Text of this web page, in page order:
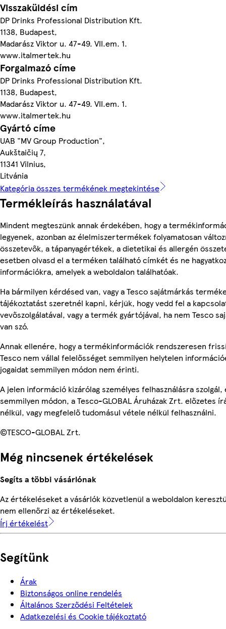
Visszaküldési cím
DP Drinks Professional Distribution Kft.
1138, Budapest,
Madarász Viktor u. 47-49. VII.em. 1.
www.italmertek.hu
Forgalmazó címe
DP Drinks Professional Distribution Kft.
1138, Budapest,
Madarász Viktor u. 47-49. VII.em. 1.
www.italmertek.hu
Gyártó címe
UAB "MV Group Production",
Aukštaičių 7,
11341 Vilnius,
Litvánia
Kategória összes termékének megtekintése
Termékleírás használatával
Mindent megteszünk annak érdekében, hogy a
legyenek, azonban az élelmiszertermékek folyamatosan
összetevők, a tápanyagértékek, a dietetikai és allergén
esetben olvasd el a terméken található címkét és ne
információkra, amelyek a weboldalon találhatóak.
Ha bármilyen kérdésed van, vagy a Tesco sajátmárkás
tájékoztatást szeretnél kapni, kérjük, hogy vedd fel a
vevőszolgálatával, vagy a termék gyártójával, ha nem Tesco
van szó.
Annak ellenére, hogy a termékinformációk rendszeresen
Tesco nem vállal felelősséget semmilyen helytelen
jogaidat semmilyen módon nem érinti.
A jelen információ kizárólag személyes felhasználásra
semmilyen módon, a Tesco-GLOBAL Áruházak Zrt. előzetes
nélkül, vagy megfelelő tudomásul vétele nélkül felhasználni.
©TESCO-GLOBAL Zrt.
Még nincsenek értékelések
Segíts a többi vásárlónak
Az értékeléseket a vásárlók közvetlenül a weboldalon
nem ellenőrzi az értékeléseket.
Írj értékelést
Segítünk
Árak
Biztonságos online rendelés
Általános Szerződési Feltételek
Adatkezelési és Cookie tájékoztató